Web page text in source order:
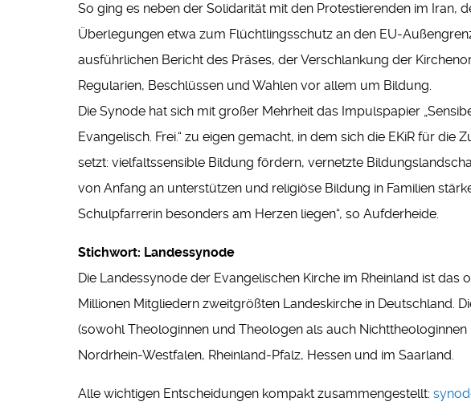
So ging es neben der Solidarität mit den Protestierenden im Iran,
Überlegungen etwa zum Flüchtlingsschutz an den EU-
ausführlichen Bericht des Präses, der Verschlankung der
Regularien, Beschlüssen und Wahlen vor allem um Bildung.
Die Synode hat sich mit großer Mehrheit das Impulspapier
Evangelisch. Frei.“ zu eigen gemacht, in dem sich die EKiR für
setzt: vielfaltssensible Bildung fördern, vernetzte
von Anfang an unterstützen und religiöse Bildung in Familien
Schulpfarrerin besonders am Herzen liegen“, so Aufderheide.
Stichwort: Landessynode
Die Landessynode der Evangelischen Kirche im Rheinland ist
Millionen Mitgliedern zweitgrößten Landeskirche in Deutschland.
(sowohl Theologinnen und Theologen als auch
Nordrhein-Westfalen, Rheinland-Pfalz, Hessen und im Saarland.
Alle wichtigen Entscheidungen kompakt zusammengestellt: